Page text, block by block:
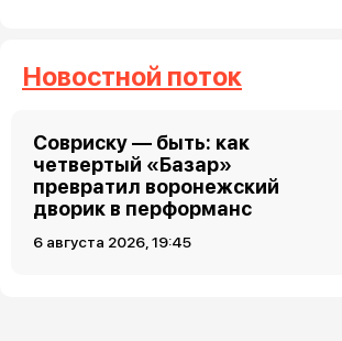
Новостной поток
Совриску — быть: как
четвертый «Базар»
превратил воронежский
дворик в перформанс
6 августа 2026, 19:45